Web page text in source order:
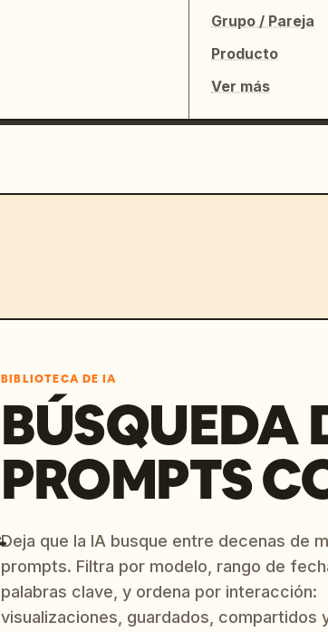
Grupo / Pareja
Producto
Ver más
BIBLIOTECA DE IA
BÚSQUEDA
PROMPTS
Deja que la IA busque entre decenas de
prompts. Filtra por modelo, rango de
palabras clave, y ordena por interacción:
visualizaciones, guardados, compartidos